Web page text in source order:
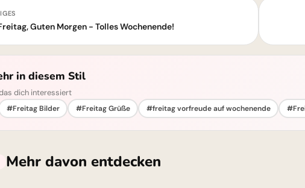
Guten Morgen - Tolles Wochenende!
in diesem Stil
dich interessiert
#Freitag Bilder #Freitag Grüße #freitag vorfreude auf wochenende
Mehr davon entdecken